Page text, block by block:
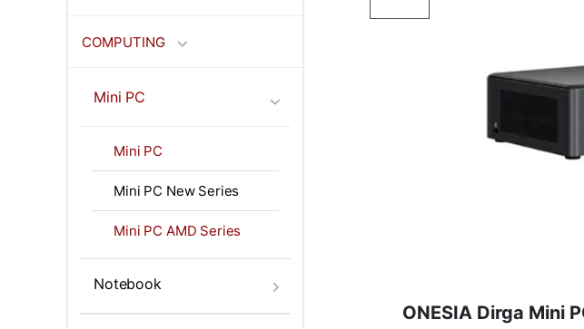
ONESIA Dirga Mini
COMPUTING
Mini PC
Mini PC
Mini PC New Series
Mini PC AMD Series
Notebook